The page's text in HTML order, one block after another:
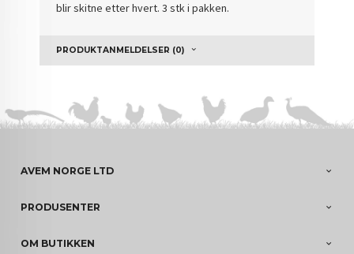
blir skitne etter hvert. 3 stk i pakken.
PRODUKTANMELDELSER (0)
AVEM NORGE LTD
PRODUSENTER
OM BUTIKKEN